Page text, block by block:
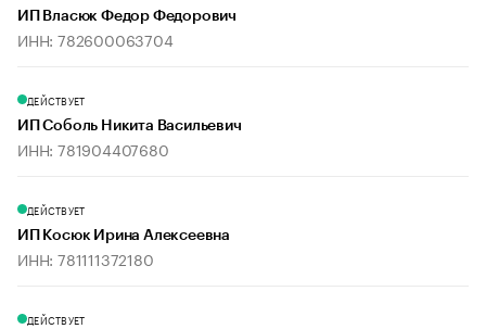
ИП Власюк Федор Федорович
ИНН: 782600063704
ДЕЙСТВУЕТ
ИП Соболь Никита Васильевич
ИНН: 781904407680
ДЕЙСТВУЕТ
ИП Косюк Ирина Алексеевна
ИНН: 781111372180
ДЕЙСТВУЕТ